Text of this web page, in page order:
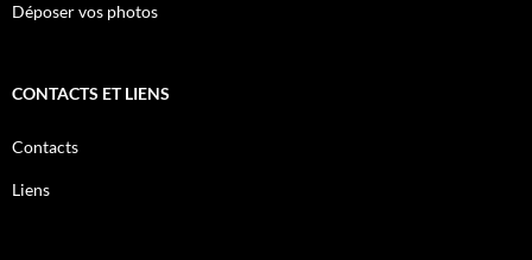
Déposer vos photos
CONTACTS ET LIENS
Contacts
Liens